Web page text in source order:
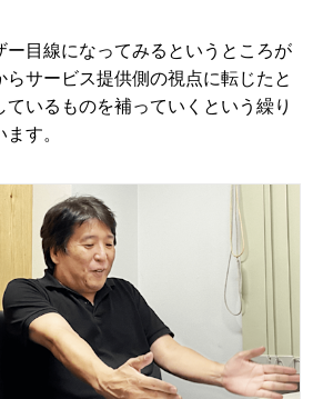
ー目線になってみるというところが
サービス提供側の視点に転じたと
ているものを補っていくという繰り
す。